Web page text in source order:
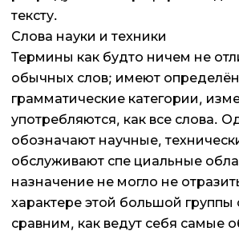
тексту.
Слова науки и техники
Термины как будто ничем не
обычных слов; имеют
грамматические категории,
употребляются, как все слова.
обозначают научные,
обслуживают спе циальные
назначение не могло не
характере этой большой группы
сравним, как ведут себя самые